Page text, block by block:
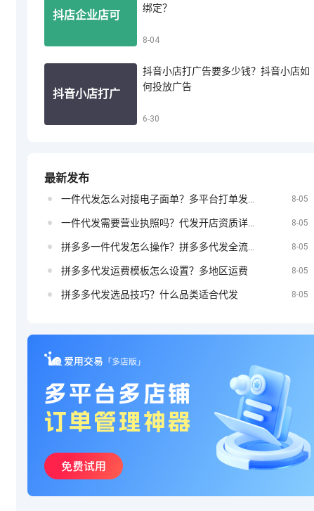
开几个抖店呢
什么时候？
抖店企业店可
定？
绑定？
8-04
抖音小店打广
抖音小店如何
投放广告
抖音小店打广告要多少钱？抖音小店如
何投放广告
6-30
最新发布
8-05
8-05
8-05
拼多多代发运费模板怎么设置？多地区运费 8-05
拼多多代发选品技巧？什么品类适合代发 8-05